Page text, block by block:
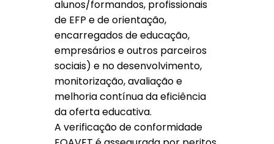
alunos/formandos, profissionais
de EFP e de orientação,
encarregados de educação,
empresários e outros parceiros
sociais) e no desenvolvimento,
monitorização, avaliação e
melhoria contínua da eficiência
da oferta educativa.
A verificação de conformidade